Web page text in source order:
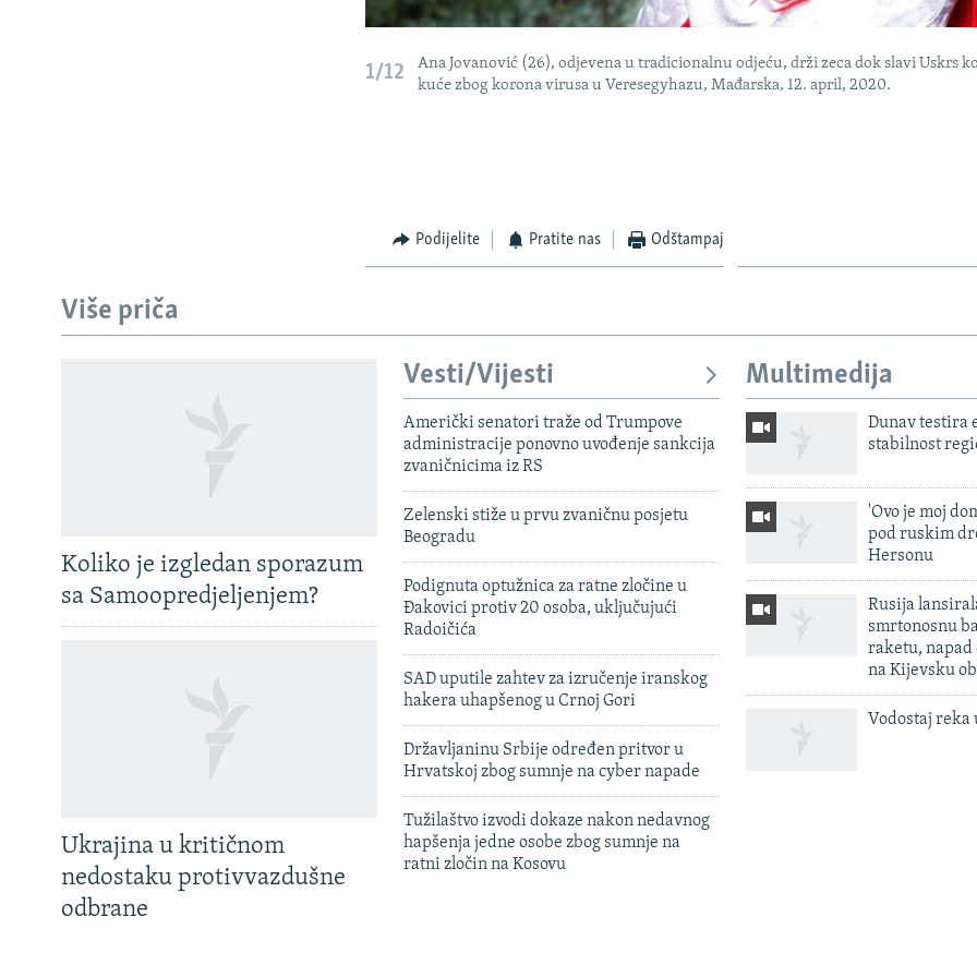
1/12
Ana Jovanović (26), odjevena u tradicionalnu odjeću, drži zeca dok slavi Uskrs
kuće zbog korona virusa u Veresegyhazu, Mađarska, 12. april, 2020.
Podijelite Pratite nas Odštampaj
Više priča
Koliko je izgledan sporazum
sa Samoopredjeljenjem?
Ukrajina u kritičnom
nedostaku protivvazdušne
odbrane
Vesti/Vijesti
Američki senatori traže od Trumpove
administracije ponovno uvođenje sankcija
zvaničnicima iz RS
Zelenski stiže u prvu zvaničnu posjetu
Beogradu
Podignuta optužnica za ratne zločine u
Đakovici protiv 20 osoba, uključujući
Radoičića
SAD uputile zahtev za izručenje iranskog
hakera uhapšenog u Crnoj Gori
Državljaninu Srbije određen pritvor u
Hrvatskoj zbog sumnje na cyber napade
Tužilaštvo izvodi dokaze nakon nedavnog
hapšenja jedne osobe zbog sumnje na
ratni zločin na Kosovu
Multimedija
Dunav testira
stabilnost
'Ovo je moj
pod ruskim
Hersonu
Rusija
smrtonosnu
raketu, napad
na Kijevsku
Vodostaj reka